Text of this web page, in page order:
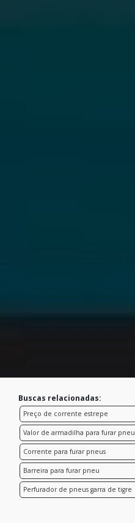
Buscas relacionadas:
Preço de corrente estrepe
Valor de armadilha para furar pneu
Corrente para furar pneus
Barreira para furar pneu
Perfurador de pneus garra de tigre